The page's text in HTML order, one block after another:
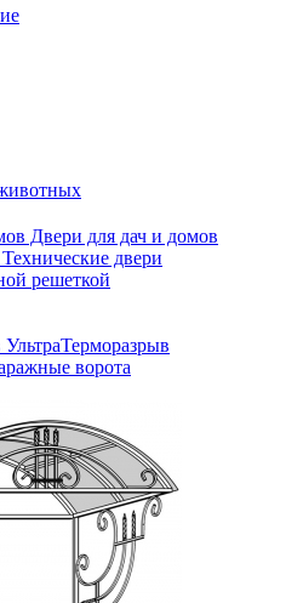
Двери для дач и домов
Технические двери
решеткой
УльтраТерморазрыв
ворота